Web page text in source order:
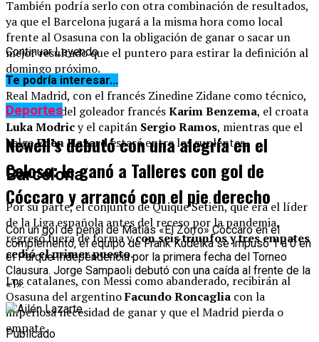
También podría serlo con otra combinación de resultados,
ya que el Barcelona jugará a la misma hora como local
frente al Osasuna con la obligación de ganar o sacar un
mejor resultado que el puntero para estirar la definición al
domingo próximo.
Real Madrid, con el francés Zinedine Zidane como técnico,
dispondrá del goleador francésKarim Benzema, el croata
Luka Modricy el capitán Sergio Ramos, mientras que el
belgaEden Hazardestará entre los suplentes.
Barcelona
Por su parte, el conjunto de Quique Setién, que era el líder
de la Liga española antes del receso por la pandemia,
regresó fuera de forma ycon seis triunfos y tres empates
cedió el primer puesto.
Los catalanes, con Messi como abanderado, recibirán al
Osasuna del argentinoFacundo Roncaglia con la
imperiosa necesidad de ganar y que el Madrid pierda o
empate.
Continuar Leyendo
Te podría interesar...
Deportes
Newell’s debutó con una alegría en el
Coloso: le ganó a Talleres con gol de
Cóccaro y arrancó con el pie derecho
Con un gol de penal de Matías «El Zorro» Cóccaro en el
complemento, el equipo de Frank Kudelka se impuso 1 a 0 en
el Parque Independencia por la primera fecha del Torneo
Clausura. Jorge Sampaoli debutó con una caída al frente de la
«T».
Publicado